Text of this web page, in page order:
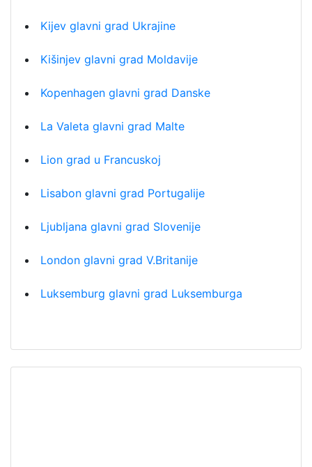
Kijev glavni grad Ukrajine
Kišinjev glavni grad Moldavije
Kopenhagen glavni grad Danske
La Valeta glavni grad Malte
Lion grad u Francuskoj
Lisabon glavni grad Portugalije
Ljubljana glavni grad Slovenije
London glavni grad V.Britanije
Luksemburg glavni grad Luksemburga